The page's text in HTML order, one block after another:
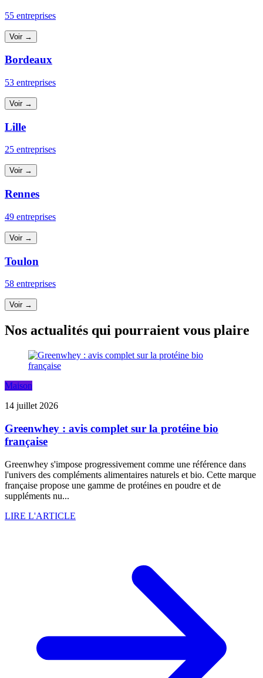
55 entreprises
Voir →
Bordeaux
53 entreprises
Voir →
Lille
25 entreprises
Voir →
Rennes
49 entreprises
Voir →
Toulon
58 entreprises
Voir →
Nos actualités qui pourraient vous plaire
Maison
14 juillet 2026
Greenwhey : avis complet sur la protéine bio
française
Greenwhey s'impose progressivement comme une référence dans
l'univers des compléments alimentaires naturels et bio. Cette marque
française propose une gamme de protéines en poudre et de
suppléments nu...
LIRE L'ARTICLE